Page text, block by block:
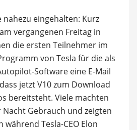
eingehalten: Kurz
vergangenen Freitag in
die ersten Teilnehmer im
von Tesla für die als
Software eine E-Mail
jetzt V10 zum Download
bereitsteht. Viele machten
Gebrauch und zeigten
während Tesla-CEO Elon